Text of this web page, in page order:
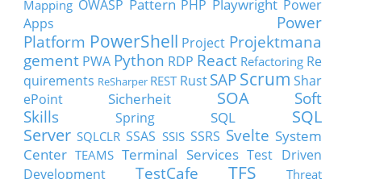
Mapping OWASP Pattern PHP Playwright Power
Apps
Power
Platform PowerShell Project Projektmana
gement PWA Python RDP React Refactoring Re
quirements ReSharper REST Rust SAP Scrum Shar
ePoint
Sicherheit SOA
Soft
Skills
Spring SQL
SQL
Server SQLCLR SSAS SSIS SSRS Svelte System
Center TEAMS Terminal Services Test Driven
Development
TestCafe TFS
Threat